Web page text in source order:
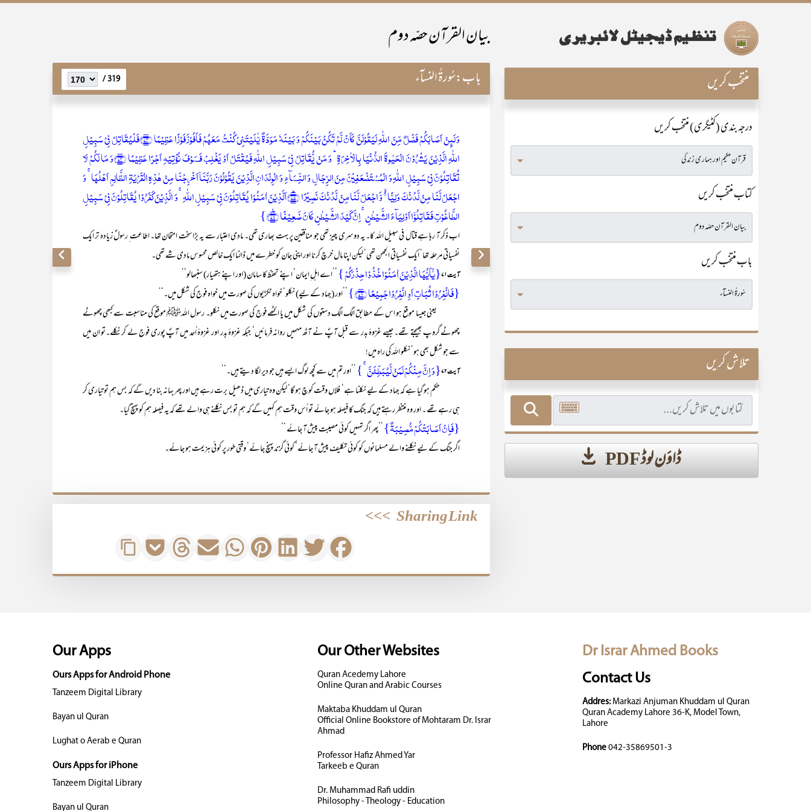
بیان القرآن حصّہ دوم
باب:سُورۃُ النسآء 319 /
وَ لَئِنۡ اَصَابَکُمۡ فَضۡلٌ مِّنَ اللّٰہِ لَیَقُوۡلَنَّ کَاَنۡ لَّمۡ تَکُنۡۢ بَیۡنَکُمۡ وَ بَیۡنَہٗ مَوَدَّۃٌ یّٰلَیۡتَنِیۡ کُنۡتُ مَعَہُمۡ فَاَفُوۡزَ فَوۡزًا عَظِیۡمًا ﴿۷۳﴾فَلۡیُقَاتِلۡ فِیۡ سَبِیۡلِ
اللّٰہِ الَّذِیۡنَ یَشۡرُوۡنَ الۡحَیٰوۃَ الدُّنۡیَا بِالۡاٰخِرَۃِ ؕ وَ مَنۡ یُّقَاتِلۡ فِیۡ سَبِیۡلِ اللّٰہِ فَیُقۡتَلۡ اَوۡ یَغۡلِبۡ فَسَوۡفَ نُؤۡتِیۡہِ اَجۡرًا عَظِیۡمًا ﴿۷۴﴾وَ مَا لَکُمۡ لَا
تُقَاتِلُوۡنَ فِیۡ سَبِیۡلِ اللّٰہِ وَ الۡمُسۡتَضۡعَفِیۡنَ مِنَ الرِّجَالِ وَ النِّسَآءِ وَ الۡوِلۡدَانِ الَّذِیۡنَ یَقُوۡلُوۡنَ رَبَّنَاۤ اَخۡرِجۡنَا مِنۡ ہٰذِہِ الۡقَرۡیَۃِ الظَّالِمِ اَہۡلُہَا ۚ وَ
اجۡعَلۡ لَّنَا مِنۡ لَّدُنۡکَ وَلِیًّا ۚۙ وَّ اجۡعَلۡ لَّنَا مِنۡ لَّدُنۡکَ نَصِیۡرًا ﴿ؕ۷۵﴾اَلَّذِیۡنَ اٰمَنُوۡا یُقَاتِلُوۡنَ فِیۡ سَبِیۡلِ اللّٰہِ ۚ وَ الَّذِیۡنَ کَفَرُوۡا یُقَاتِلُوۡنَ فِیۡ سَبِیۡلِ
الطَّاغُوۡتِ فَقَاتِلُوۡۤا اَوۡلِیَآءَ الشَّیۡطٰنِ ۚ اِنَّ کَیۡدَ الشَّیۡطٰنِ کَانَ ضَعِیۡفًا ﴿٪۷۶﴾}
اب ذکر آ رہا ہے قتال فی سبیل اللہ کا۔ یہ دوسری چیز تھی جو منافقین پر بہت بھاری تھی۔ مادی اعتبار سے یہ بڑا سخت امتحان تھا۔ اطاعت ِ رسولؐ زیادہ تر ایک
نفسیاتی مرحلہ تھا‘ ایک نفسیاتی الجھن تھی‘ لیکن اپنا مال خرچ کرنا اور اپنی جان کو خطرے میں ڈالنا ایک خالص محسوس مادی شے تھی۔
آیت ۷۱ {یٰۤاَیُّہَا الَّذِیۡنَ اٰمَنُوۡا خُذُوۡا حِذۡرَکُمۡ } ’’اے اہل ِایمان‘ اپنے تحفظ کا سامان (اور اپنے ہتھیار) سنبھالو‘‘
{فَانۡفِرُوۡا ثُبَاتٍ اَوِ انۡفِرُوۡا جَمِیۡعًا ﴿۷۱﴾}
’’اور (جہاد کے لیے) نکلو‘ خواہ ٹکڑیوں کی صورت میں خواہ فوج کی شکل میں۔‘‘
یعنی جیسا موقع ہو اس کے مطابق الگ الگ دستوں کی شکل میں یا اکٹھے فوج کی صورت میں نکلو۔ رسول اللہﷺ موقع کی مناسبت سے کبھی چھوٹے
چھوٹے گروپ بھیجتے تھے۔ جیسے غزوۂ بدر سے قبل آپؐ نے آٹھ مہمیں روانہ فرمائیں‘ جبکہ غزوۂ بدر اور غزوۂ اُحد میں آپؐ پوری فوج لے کر نکلے۔تو ان میں
سے جو شکل بھی ہو‘ نکلو اللہ کی راہ میں!
آیت ۷۲ {وَ اِنَّ مِنۡکُمۡ لَمَنۡ لَّیُبَطِّئَنَّ ۚ } ’’اور تم میں سے کچھ لوگ ایسے ہیں جو دیر لگا دیتے ہیں۔‘‘
حکم ہو گیا ہے کہ جہاد کے لیے نکلنا ہے‘ فلاں وقت کوچ ہو گا‘ لیکن وہ تیاری میں ڈھیل برت رہے ہیں اور پھر بہانہ بنا دیں گے کہ بس ہم تو تیاری کر
ہی رہے تھے ۔ اور وہ منتظر رہتے ہیں کہ جنگ کا فیصلہ ہو جائے تو اُس وقت ہم کہیں گے کہ ہم تو بس نکلنے ہی والے تھے کہ یہ فیصلہ ہم کو پہنچ گیا۔
{فَاِنۡ اَصَابَتۡکُمۡ مُّصِیۡبَۃٌ} ’’پھر اگر تمہیں کوئی مصیبت پیش آ جائے ‘‘
اگر جنگ کے لیے نکلنے والے مسلمانوں کو کوئی تکلیف پیش آ جائے‘ کوئی گزند پہنچ جائے‘ وقتی طور پر کوئی ہزیمت ہو جائے۔
Sharing Link
>>>
منتخب کریں
درجہ بندی (کٹیگری) منتخب کریں
کتاب منتخب کریں
باب منتخب کریں
تلاش کریں
ڈاؤن لوڈ PDF
Dr Israr Ahmed Books
Contact Us
Addres:Markazi Anjuman Khuddam ul Quran
Quran Academy Lahore 36-K, Model Town,
Lahore
Phone 042-35869501-3
Our Other Websites
Quran Acedemy Lahore
Online Quran and Arabic Courses
Maktaba Khuddam ul Quran
Official Online Bookstore of Mohtaram Dr. Israr
Ahmad
Professor Hafiz Ahmed Yar
Tarkeeb e Quran
Dr. Muhammad Rafi uddin
Philosophy - Theology - Education
Our Apps
Ours Apps for Android Phone
Tanzeem Digital Library
Bayan ul Quran
Lughat o Aerab e Quran
Ours Apps for iPhone
Tanzeem Digital Library
Bayan ul Quran